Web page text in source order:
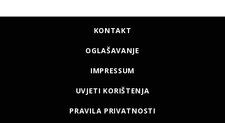
KONTAKT
OGLAŠAVANJE
IMPRESSUM
UVJETI KORIŠTENJA
PRAVILA PRIVATNOSTI